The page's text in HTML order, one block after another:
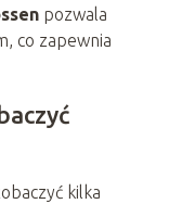
pozwala
co zapewnia
kilka